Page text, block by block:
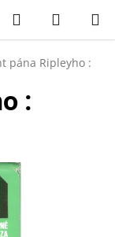
Hledat
KOŠÍK
pána Ripleyho :
: